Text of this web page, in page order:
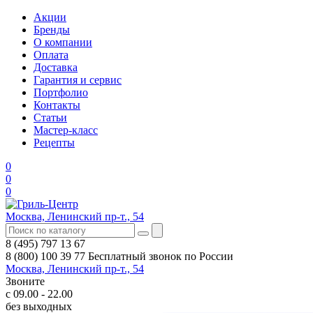
Акции
Бренды
О компании
Оплата
Доставка
Гарантия и сервис
Портфолио
Контакты
Статьи
Мастер-класс
Рецепты
0
0
0
Москва, Ленинский пр-т., 54
8 (495) 797 13 67
8 (800) 100 39 77 Бесплатный звонок по России
Москва, Ленинский пр-т., 54
Звоните
с 09.00 - 22.00
без выходных